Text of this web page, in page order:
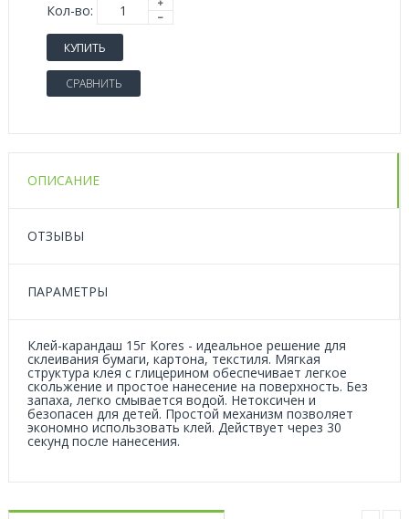
Кол-во:
КУПИТЬ
СРАВНИТЬ
ОПИСАНИЕ
ОТЗЫВЫ
ПАРАМЕТРЫ
Клей-карандаш 15г Kores - идеальное решение для
склеивания бумаги, картона, текстиля. Мягкая
структура клея с глицерином обеспечивает легкое
скольжение и простое нанесение на поверхность. Без
запаха, легко смывается водой. Нетоксичен и
безопасен для детей. Простой механизм позволяет
экономно использовать клей. Действует через 30
секунд после нанесения.